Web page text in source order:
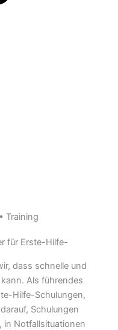
Training
für Erste-Hilfe-
dass schnelle und
Als führendes
Hilfe-Schulungen,
Schulungen
in Notfallsituationen